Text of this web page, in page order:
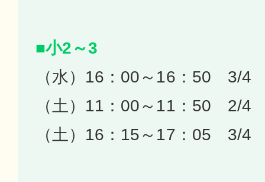
■小2～3
（水）16：00～16：50 3/4
（土）11：00～11：50 2/4
（土）16：15～17：05 3/4